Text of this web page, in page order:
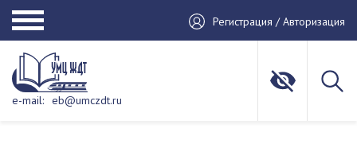
Регистрация / Авторизация
e-mail: eb@umczdt.ru